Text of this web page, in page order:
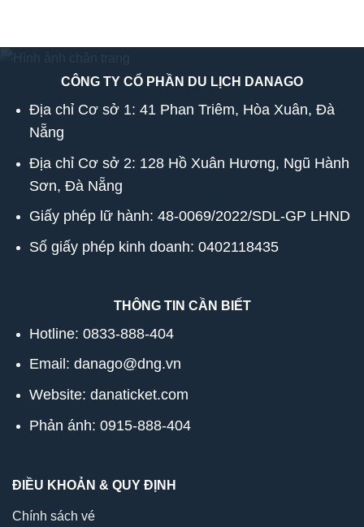
CÔNG TY CỔ PHẦN DU LỊCH DANAGO
Địa chỉ Cơ sở 1: 41 Phan Triêm, Hòa Xuân, Đà
Nẵng
Địa chỉ Cơ sở 2: 128 Hồ Xuân Hương, Ngũ Hành
Sơn, Đà Nẵng
Giấy phép lữ hành: 48-0069/2022/SDL-GP LHND
Số giấy phép kinh doanh: 0402118435
THÔNG TIN CẦN BIẾT
Hotline: 0833-888-404
Email: danago@dng.vn
Website: danaticket.com
Phản ánh: 0915-888-404
ĐIỀU KHOẢN & QUY ĐỊNH
Chính sách vé